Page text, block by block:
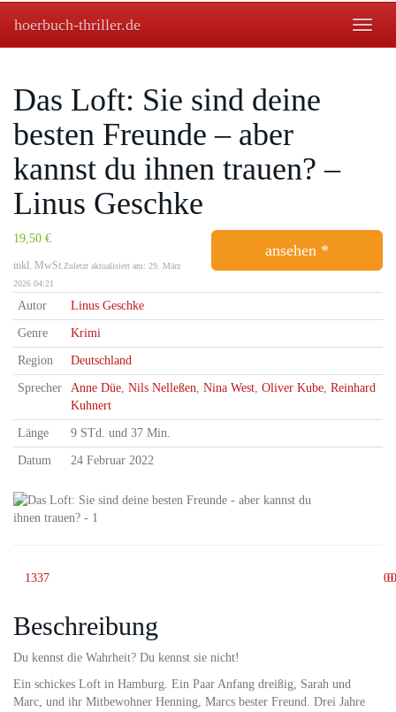
Toggle
hoerbuch-thriller.de
Das Loft: Sie sind deine
besten Freunde – aber
kannst du ihnen trauen? –
Linus Geschke
19,50 €
inkl. MwSt.Zuletzt aktualisiert am: 29. März
2026 04:21
ansehen *
Autor Linus Geschke
Genre Krimi
Region Deutschland
Sprecher Anne Düe, Nils Nelleßen, Nina West, Oliver Kube, Reinhard
Kuhnert
Länge 9 STd. und 37 Min.
Datum 24 Februar 2022
1337 000
Beschreibung
Du kennst die Wahrheit? Du kennst sie nicht!
Ein schickes Loft in Hamburg. Ein Paar Anfang dreißig, Sarah und
Marc, und ihr Mitbewohner Henning, Marcs bester Freund. Drei Jahre